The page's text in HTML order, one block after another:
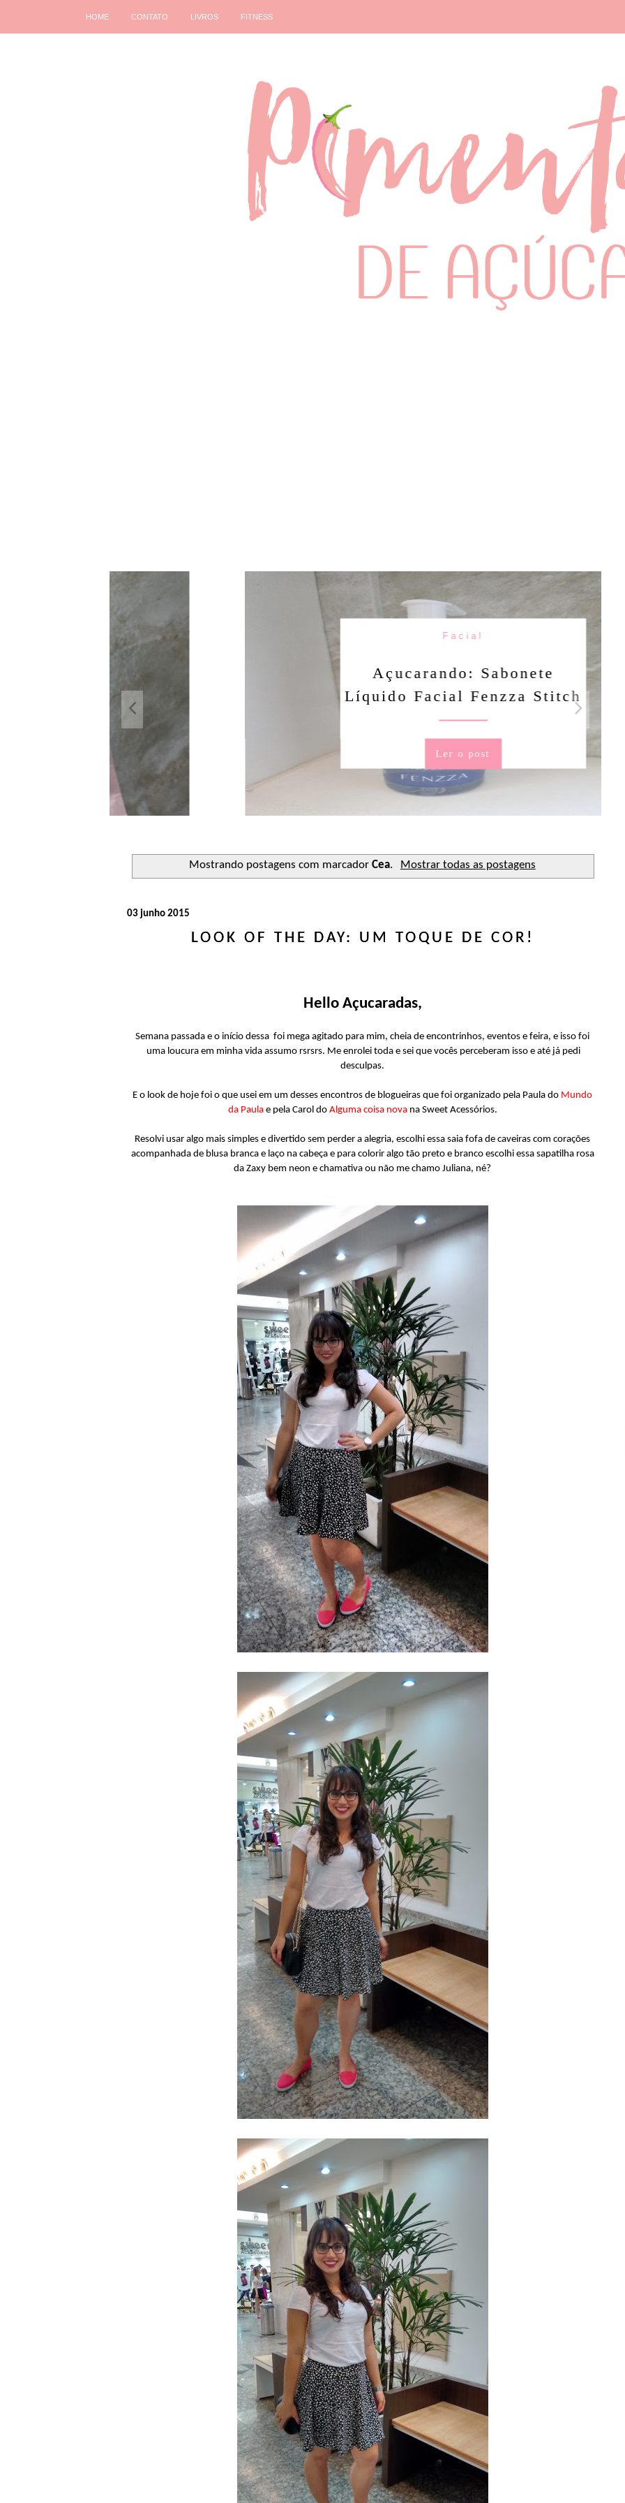
HOME CONTATO LIVROS FITNESS
Açucarando: Sabonete
Líquido Facial Fenzza Stitch
Mostrando postagens com marcadorCea. Mostrar todas as postagens
03 junho 2015
LOOK OF THE DAY: UM TOQUE DE COR!
Hello Açucaradas,
Semana passada e o início dessa foi mega agitado para mim, cheia de encontrinhos, eventos e feira, e isso foi
uma loucura em minha vida assumo rsrsrs. Me enrolei toda e sei que vocês perceberam isso e até já pedi
desculpas.
E o look de hoje foi o que usei em um desses encontros de blogueiras que foi organizado pela Paula do Mundo
da Paulae pela Carol do Alguma coisa novana Sweet Acessórios.
Resolvi usar algo mais simples e divertido sem perder a alegria, escolhi essa saia fofa de caveiras com corações
acompanhada de blusa branca e laço na cabeça e para colorir algo tão preto e branco escolhi essa sapatilha rosa
da Zaxy bem neon e chamativa ou não me chamo Juliana, né?